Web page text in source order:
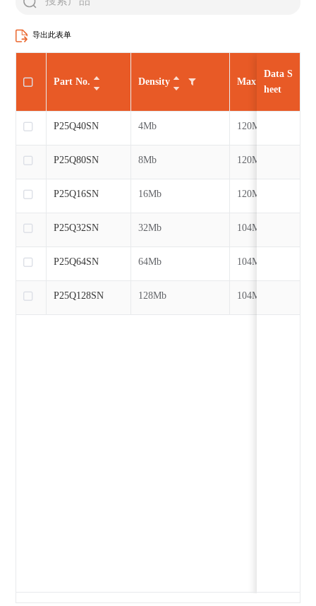
导出此表单
Density Max CLK
4Mb 120MHz
8Mb 120MHz
16Mb 120MHz
32Mb 104MHz
64Mb 104MHz
128Mb 104MHz
Part No.
P25Q40SN
P25Q80SN
P25Q16SN
P25Q32SN
P25Q64SN
P25Q128SN
Data S
heet